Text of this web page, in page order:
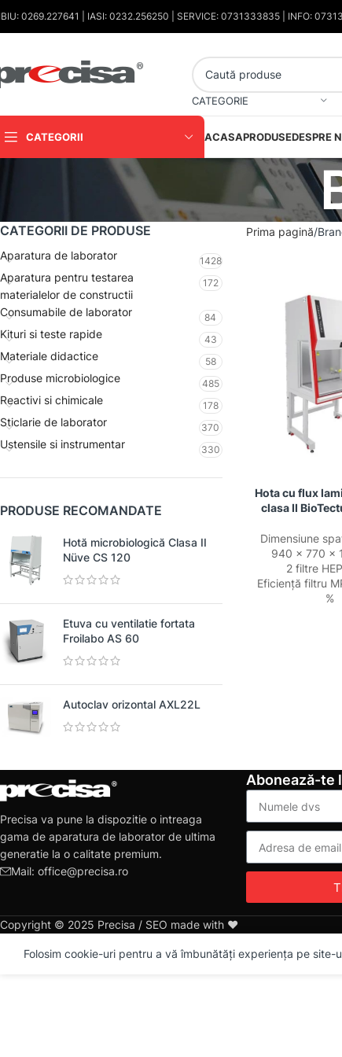
0269.227641 | IASI: 0232.256250 | SERVICE: 0731333835 | INFO:
CATEGORIE
CATEGORII ACASAPRODUSEDESPRE
CATEGORII DE PRODUSE
Aparatura de laborator 1428
Aparatura pentru testarea
materialelor de constructii
172
Consumabile de laborator 84
Kituri si teste rapide 43
Materiale didactice 58
Produse microbiologice 485
Reactivi si chimicale 178
Sticlarie de laborator 370
Ustensile si instrumentar 330
PRODUSE RECOMANDATE
Hotă microbiologică Clasa II
Nüve CS 120
Etuva cu ventilatie fortata
Froilabo AS 60
Autoclav orizontal AXL22L
Prima pagină
Hota cu flux
clasa II
Dimensiune
940 x 770 x
2 filtre
Eficiență filtru
%
Precisa va pune la dispozitie o intreaga
gama de aparatura de laborator de ultima
generatie la o calitate premium.
Mail: office@precisa.ro
Abonează-te
Copyright © 2025 Precisa / SEO made with ❤️
Folosim cookie-uri pentru a vă îmbunătăți experiența pe